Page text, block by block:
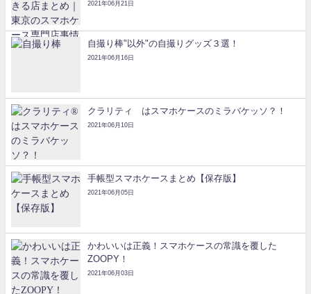
2021年06月21日
自撮り棒"以外"の自撮りグッズ３選！
2021年06月16日
クラリティ®はスマホケースのミラバケッソ？！
2021年06月10日
手帳型スマホケースまとめ【保存版】
2021年06月05日
かわいいは正義！スマホケースの常識を覆した
ZOOPY！
2021年06月03日